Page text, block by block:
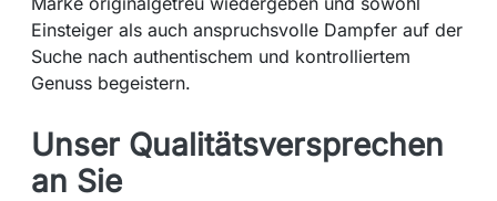
Einsteiger als auch anspruchsvolle Dampfer auf der
Suche nach authentischem und kontrolliertem
Genuss begeistern.
Unser Qualitätsversprechen
an Sie